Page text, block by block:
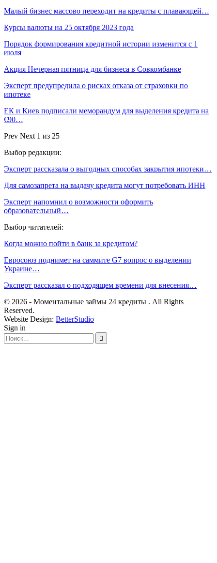
Малый бизнес массово переходит на кредиты с плавающей…
Курсы валюты на 25 октября 2023 года
Порядок формирования кредитной истории изменится c 1
июля
Акция Нечерная пятница для бизнеса в Совкомбанке
Эксперт предупредила о рисках отказа от страховки по
ипотеке
ЕК и Киев подписали меморандум для выделения кредита на
€90…
Prev Next 1 из 25
Выбор редакции:
Эксперт рассказала о выгодных способах закрытия ипотеки…
Для самозапрета на выдачу кредита могут потребовать ИНН
Эксперт напомнил о возможности оформить
образовательный…
Выбор читателей:
Когда можно пойти в банк за кредитом?
Евросоюз поднимет на саммите G7 вопрос о выделении
Украине…
Эксперт рассказал о подходящем времени для внесения…
© 2026 - Моментальные займы 24 кредиты . All Rights
Reserved.
Website Design: BetterStudio
Sign in